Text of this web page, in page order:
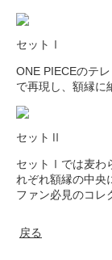
セットⅠ
ONE PIECEのテ
で再現し、額縁に
セットⅡ
セットⅠでは麦わ
れぞれ額縁の中央
ファン必見のコレ
戻る